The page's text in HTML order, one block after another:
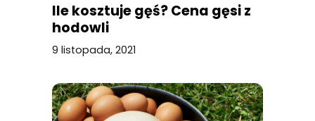
Ile kosztuje gęś? Cena gęsi z
hodowli
9 listopada, 2021